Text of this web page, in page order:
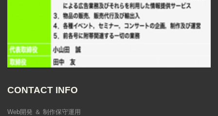
CONTACT INFO
Web開発 ＆ 制作保守運用